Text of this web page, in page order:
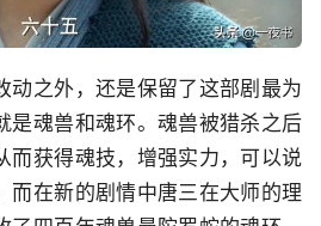
动之外，还是保留了这部剧最为
是魂兽和魂环。魂兽被猎杀之后
而获得魂技，增强实力，可以说
而在新的剧情中唐三在大师的理